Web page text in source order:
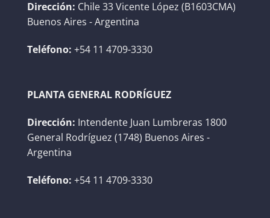
Dirección: Chile 33 Vicente López (B1603CMA)
Buenos Aires - Argentina
Teléfono: +54 11 4709-3330
PLANTA GENERAL RODRÍGUEZ
Dirección: Intendente Juan Lumbreras 1800
General Rodríguez (1748) Buenos Aires -
Argentina
Teléfono: +54 11 4709-3330